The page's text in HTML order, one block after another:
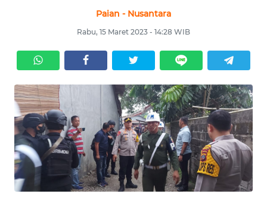
Paian - Nusantara
Rabu, 15 Maret 2023 - 14:28 WIB
SERBI
OPINI
Informasi
INDEKS
BERITA
KONTAK